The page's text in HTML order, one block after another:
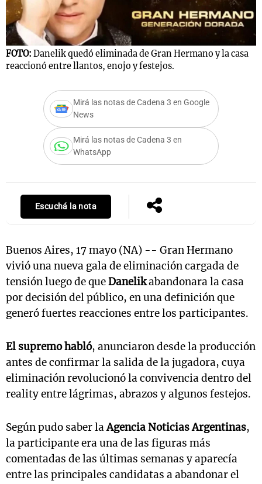
FOTO: Danelik quedó eliminada de Gran Hermano y la casa
reaccionó entre llantos, enojo y festejos.
Mirá las notas de Cadena 3 en Google
News
Mirá las notas de Cadena 3 en
WhatsApp
Escuchá la nota
Buenos Aires, 17 mayo (NA) -- Gran Hermano
vivió una nueva gala de eliminación cargada de
tensión luego de queDanelikabandonara la casa
por decisión del público, en una definición que
generó fuertes reacciones entre los participantes.
El supremo habló, anunciaron desde la producción
antes de confirmar la salida de la jugadora, cuya
eliminación revolucionó la convivencia dentro del
reality entre lágrimas, abrazos y algunos festejos.
Según pudo saber laAgencia Noticias Argentinas,
la participante era una de las figuras más
comentadas de las últimas semanas y aparecía
entre las principales candidatas a abandonar el